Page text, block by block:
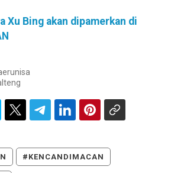
Xu Bing akan dipamerkan di
#KENCANDIMACAN